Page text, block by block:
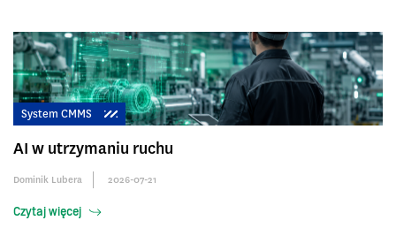
System CMMS
AI w utrzymaniu ruchu
Dominik Lubera 2026-07-21
Czytaj więcej